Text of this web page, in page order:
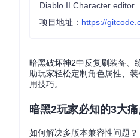
Diablo II Character editor.
项目地址： https://
暗黑破坏神2中反复刷装备、
助玩家轻松定制角色属性、
用技巧。
暗黑2玩家必知的3大
如何解决多版本兼容性问题？